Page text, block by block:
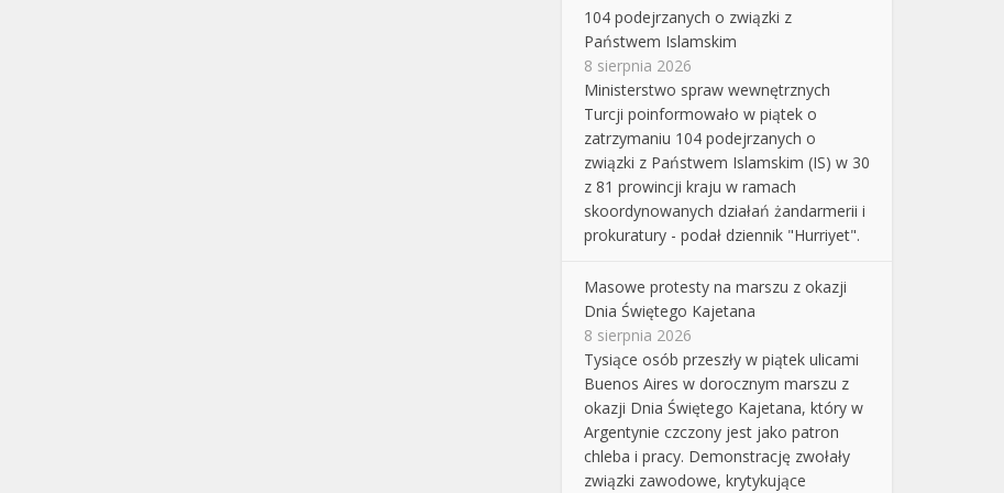
104 podejrzanych o związki z
Państwem Islamskim
8 sierpnia 2026
Ministerstwo spraw wewnętrznych
Turcji poinformowało w piątek o
zatrzymaniu 104 podejrzanych o
związki z Państwem Islamskim (IS) w 30
z 81 prowincji kraju w ramach
skoordynowanych działań żandarmerii i
prokuratury - podał dziennik "Hurriyet".
Masowe protesty na marszu z okazji
Dnia Świętego Kajetana
8 sierpnia 2026
Tysiące osób przeszły w piątek ulicami
Buenos Aires w dorocznym marszu z
okazji Dnia Świętego Kajetana, który w
Argentynie czczony jest jako patron
chleba i pracy. Demonstrację zwołały
związki zawodowe, krytykujące